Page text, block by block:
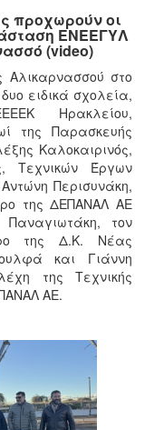
προχωρούν οι
ΕΝΕΕΓΥΛ
(video)
Αλικαρνασσού στο
ειδικά σχολεία,
Ηρακλείου,
της Παρασκευής
Καλοκαιρινός,
Τεχνικών Έργων
Περισυνάκη,
της ΔΕΠΑΝΑΛ ΑΕ
τον
της Δ.Κ. Νέας
και Γιάννη
της Τεχνικής
ΑΕ.